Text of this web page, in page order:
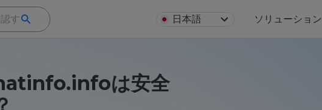
日本語 ソリューション
は安全